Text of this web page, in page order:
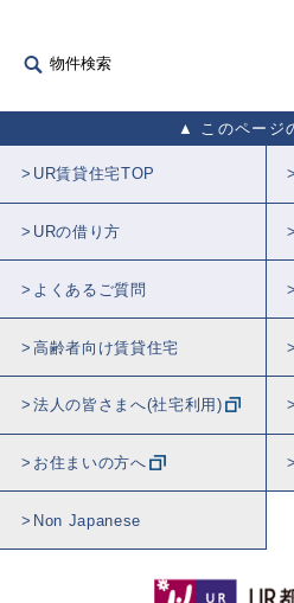
物件検索
このページ
UR賃貸住宅TOP
URの借り方
よくあるご質問
高齢者向け賃貸住宅
法人の皆さまへ(社宅利用)
お住まいの方へ
Non Japanese